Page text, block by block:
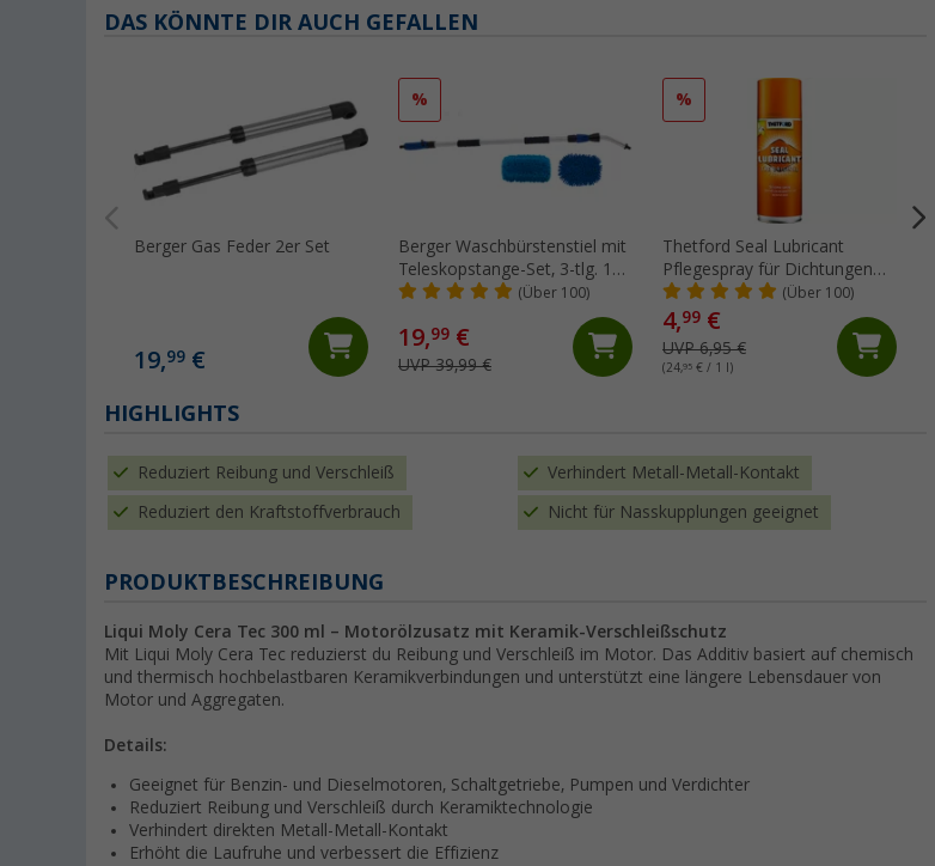
DAS KÖNNTE DIR AUCH GEFALLEN
Berger Gas Feder 2er Set
19,99 €
%
Berger Waschbürstenstiel mit
Teleskopstange-Set, 3-tlg. 130
- 180 cm
(Über 100)
19,99 €
UVP 39,99 €
%
Thetford Seal Lubricant
Pflegespray für Dichtungen
200 ml
(Über 100)
4,99 €
UVP 6,95 €
(24,95 € / 1 l)
HIGHLIGHTS
Reduziert Reibung und Verschleiß Verhindert Metall-Metall-Kontakt
Reduziert den Kraftstoffverbrauch Nicht für Nasskupplungen geeignet
PRODUKTBESCHREIBUNG
Liqui Moly Cera Tec 300 ml – Motorölzusatz mit Keramik-Verschleißschutz
Mit Liqui Moly Cera Tec reduzierst du Reibung und Verschleiß im Motor. Das Additiv basiert auf chemisch
und thermisch hochbelastbaren Keramikverbindungen und unterstützt eine längere Lebensdauer von
Motor und Aggregaten.
Details:
Geeignet für Benzin- und Dieselmotoren, Schaltgetriebe, Pumpen und Verdichter
Reduziert Reibung und Verschleiß durch Keramiktechnologie
Verhindert direkten Metall-Metall-Kontakt
Erhöht die Laufruhe und verbessert die Effizienz